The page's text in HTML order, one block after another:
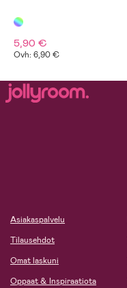
5,90 €
Ovh: 6,90 €
Asiakaspalvelu
Tilausehdot
Omat laskuni
Oppaat & Inspiraatiota